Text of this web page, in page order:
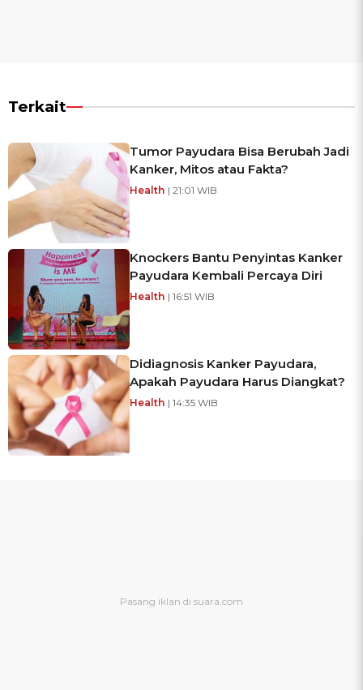
Terkait
Tumor Payudara Bisa Berubah Jadi
Kanker, Mitos atau Fakta?
Health | 21:01 WIB
Knockers Bantu Penyintas Kanker
Payudara Kembali Percaya Diri
Health | 16:51 WIB
Didiagnosis Kanker Payudara,
Apakah Payudara Harus Diangkat?
Health | 14:35 WIB